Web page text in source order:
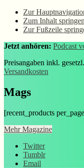
Zur
Zum Inhalt springen
Zur Fußzeile
Jetzt anhören: Podcast
Preisangaben inkl.
Versandkosten
Mags
[recent_products
Mehr Magazine
Twitter
Tumblr
Email